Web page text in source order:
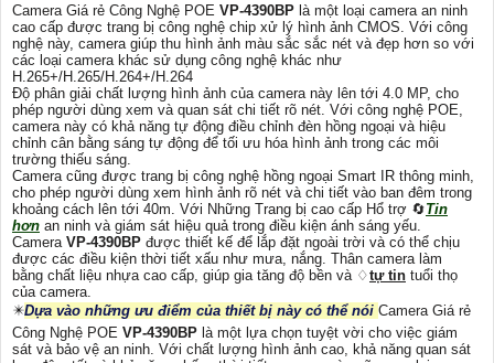
Camera Giá rẻ Công Nghệ POE VP-4390BP là một loại camera an ninh
cao cấp được trang bị công nghệ chip xử lý hình ảnh CMOS. Với công
nghệ này, camera giúp thu hình ảnh màu sắc sắc nét và đẹp hơn so với
các loại camera khác sử dụng công nghệ khác như
H.265+/H.265/H.264+/H.264
Độ phân giải chất lượng hình ảnh của camera này lên tới 4.0 MP, cho
phép người dùng xem và quan sát chi tiết rõ nét. Với công nghệ POE,
camera này có khả năng tự động điều chỉnh đèn hồng ngoại và hiệu
chỉnh cân bằng sáng tự động để tối ưu hóa hình ảnh trong các môi
trường thiếu sáng.
Camera cũng được trang bị công nghệ hồng ngoại Smart IR thông minh,
cho phép người dùng xem hình ảnh rõ nét và chi tiết vào ban đêm trong
khoảng cách lên tới 40m. Với Những Trang bị cao cấp Hổ trợ 🔄Tin
hơn an ninh và giám sát hiệu quả trong điều kiện ánh sáng yếu.
Camera VP-4390BP được thiết kế để lắp đặt ngoài trời và có thể chịu
được các điều kiện thời tiết xấu như mưa, nắng. Thân camera làm
bằng chất liệu nhựa cao cấp, giúp gia tăng độ bền và ♢tự tin tuổi thọ
của camera.
✴️Dựa vào những ưu điểm của thiết bị này có thể nói Camera Giá rẻ
Công Nghệ POE VP-4390BP là một lựa chọn tuyệt vời cho việc giám
sát và bảo vệ an ninh. Với chất lượng hình ảnh cao, khả năng quan sát